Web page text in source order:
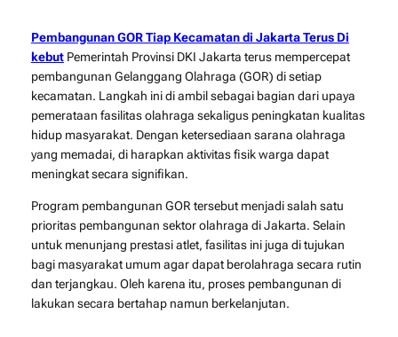
Pembangunan GOR Tiap Kecamatan di Jakarta Terus Di
kebutPemerintah Provinsi DKI Jakarta terus mempercepat
pembangunan Gelanggang Olahraga (GOR) di setiap
kecamatan. Langkah ini di ambil sebagai bagian dari upaya
pemerataan fasilitas olahraga sekaligus peningkatan kualitas
hidup masyarakat. Dengan ketersediaan sarana olahraga
yang memadai, di harapkan aktivitas fisik warga dapat
meningkat secara signifikan.
Program pembangunan GOR tersebut menjadi salah satu
prioritas pembangunan sektor olahraga di Jakarta. Selain
untuk menunjang prestasi atlet, fasilitas ini juga di tujukan
bagi masyarakat umum agar dapat berolahraga secara rutin
dan terjangkau. Oleh karena itu, proses pembangunan di
lakukan secara bertahap namun berkelanjutan.